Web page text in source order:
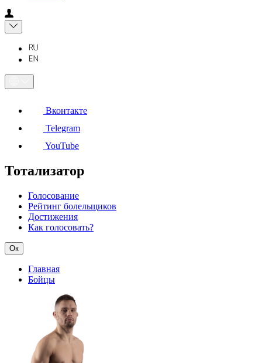
Вконтакте
Telegram
YouTube
Тотализатор
Голосование
Рейтинг болельщиков
Достижения
Как голосовать?
Ок
Главная
Бойцы